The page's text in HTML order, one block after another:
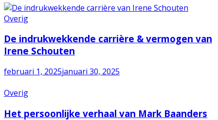
Overig
De indrukwekkende carrière & vermogen van
Irene Schouten
februari 1, 2025januari 30, 2025
Overig
Het persoonlijke verhaal van Mark Baanders